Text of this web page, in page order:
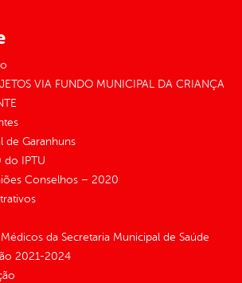
VIA FUNDO MUNICIPAL DA CRIANÇA
de Garanhuns
do IPTU
Conselhos – 2020
da Secretaria Municipal de Saúde
2021-2024